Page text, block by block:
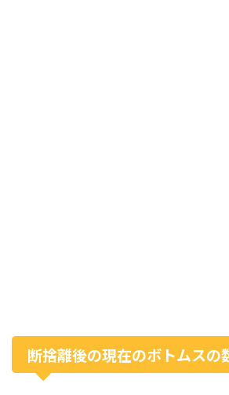
断捨離後の現在のボトムスの